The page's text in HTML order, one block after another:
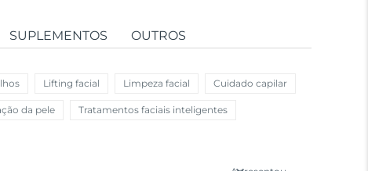
SUPLEMENTOS OUTROS
Lifting facial Limpeza facial Cuidado capilar
da pele Tratamentos faciais inteligentes